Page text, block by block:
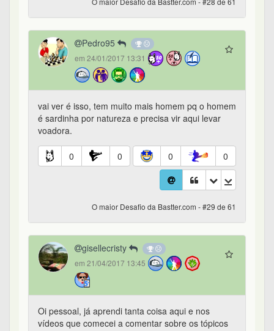
Pedro95
em 24/01/2017 13:31
vai ver é isso, tem muito mais homem pq o homem
é sardinha por natureza e precisa vir aqui levar
voadora.
0 0 0 0
O maior Desafio da Bastter.com - #29 de 61
gisellecristy
em 21/04/2017 13:45
Oi pessoal, já aprendi tanta coisa aqui e nos
vídeos que comecei a comentar sobre os tópicos